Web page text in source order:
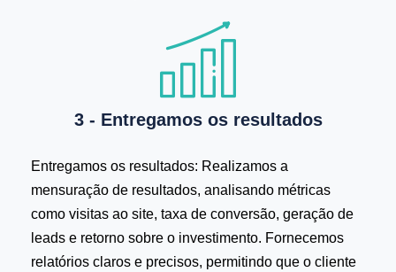
3 - Entregamos os resultados
Entregamos os resultados: Realizamos a
mensuração de resultados, analisando métricas
como visitas ao site, taxa de conversão, geração de
leads e retorno sobre o investimento. Fornecemos
relatórios claros e precisos, permitindo que o cliente